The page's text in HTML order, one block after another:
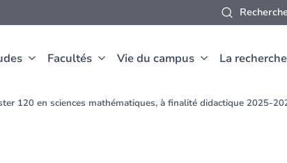
Facultés Vie du campus La recherche
120 en sciences mathématiques, à finalité didactique 2025-